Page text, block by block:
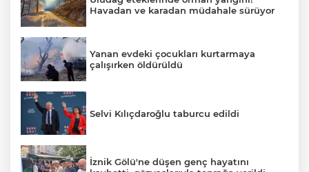
Havadan ve karadan müdahale sürüyor
Yanan evdeki çocukları kurtarmaya
çalışırken öldürüldü
Selvi Kılıçdaroğlu taburcu edildi
İznik Gölü'ne düşen genç hayatını